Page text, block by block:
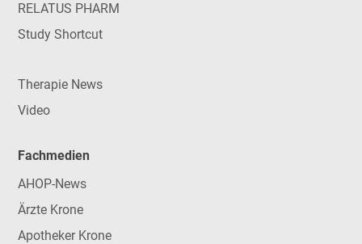
RELATUS PHARM
Study Shortcut
Therapie News
Video
Fachmedien
AHOP-News
Ärzte Krone
Apotheker Krone